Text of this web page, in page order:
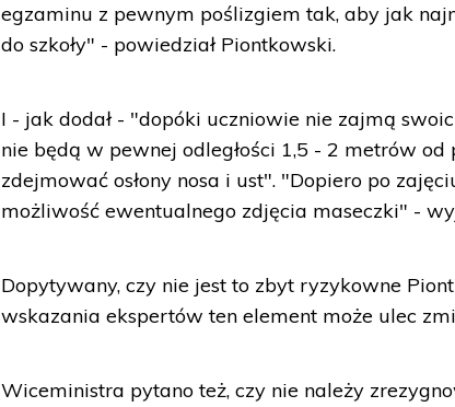
egzaminu z pewnym poślizgiem tak, aby jak
do szkoły" - powiedział Piontkowski.
I - jak dodał - "dopóki uczniowie nie zajmą
nie będą w pewnej odległości 1,5 - 2 metrów
zdejmować osłony nosa i ust". "Dopiero po
możliwość ewentualnego zdjęcia maseczki" -
Dopytywany, czy nie jest to zbyt ryzykowne
wskazania ekspertów ten element może ulec
Wiceministra pytano też, czy nie należy